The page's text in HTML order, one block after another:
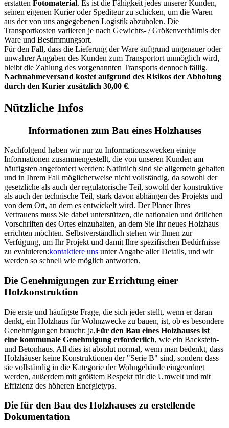
erstatten Fotomaterial . Es ist die Fähigkeit jedes unserer Kunden,
seinen eigenen Kurier oder Spediteur zu schicken, um die Waren
aus der von uns angegebenen Logistik abzuholen. Die
Transportkosten variieren je nach Gewichts- / Größenverhältnis der
Ware und Bestimmungsort.
Für den Fall, dass die Lieferung der Ware aufgrund ungenauer oder
unwahrer Angaben des Kunden zum Transportort unmöglich wird,
bleibt die Zahlung des vorgenannten Transports dennoch fällig.
Nachnahmeversand kostet aufgrund des Risikos der Abholung
durch den Kurier zusätzlich 30,00 €.
Nützliche Infos
Informationen zum Bau eines Holzhauses
Nachfolgend haben wir nur zu Informationszwecken einige
Informationen zusammengestellt, die von unseren Kunden am
häufigsten angefordert werden: Natürlich sind sie allgemein gehalten
und in Ihrem Fall möglicherweise nicht vollständig, da sowohl der
gesetzliche als auch der regulatorische Teil, sowohl der konstruktive
als auch der technische Teil, stark davon abhängen des Projekts und
von dem Ort, an dem es entwickelt wird. Der Planer Ihres
Vertrauens muss Sie dabei unterstützen, die nationalen und örtlichen
Vorschriften des Ortes einzuhalten, an dem Sie Ihr neues Holzhaus
errichten möchten. Selbstverständlich stehen wir Ihnen zur
Verfügung, um Ihr Projekt und damit Ihre spezifischen Bedürfnisse
zu evaluieren:kontaktiere uns unter Angabe aller Details, und wir
werden so schnell wie möglich antworten.
Die Genehmigungen zur Errichtung einer
Holzkonstruktion
Die erste und häufigste Frage, die sich jeder stellt, wenn er daran
denkt, ein Holzhaus für Wohnzwecke zu bauen, ist, ob es besondere
Genehmigungen braucht: ja,Für den Bau eines Holzhauses ist
eine kommunale Genehmigung erforderlich, wie ein Backstein-
und Betonhaus. All dies ist absolut normal, wenn man bedenkt, dass
Holzhäuser keine Konstruktionen der "Serie B" sind, sondern dass
sie vollständig in die Kategorie der Wohngebäude eingeordnet
werden, außerdem mit größtem Respekt für die Umwelt und mit
Effizienz des höheren Energietyps.
Die für den Bau des Holzhauses zu erstellende
Dokumentation